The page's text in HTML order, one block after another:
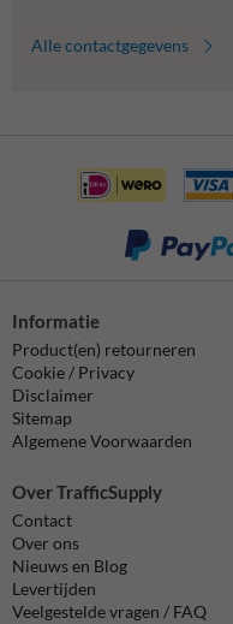
Alle contactgegevens
Informatie
Product(en) retourneren
Cookie / Privacy
Disclaimer
Sitemap
Algemene Voorwaarden
Over TrafficSupply
Contact
Over ons
Nieuws en Blog
Levertijden
Veelgestelde vragen / FAQ